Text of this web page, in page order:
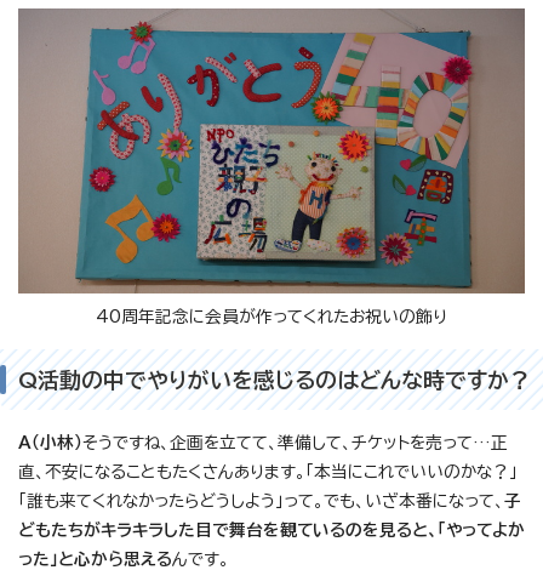
40周年記念に会員が作ってくれたお祝いの飾り
Q活動の中でやりがいを感じるのはどんな時ですか？
A（小林）そうですね、企画を立てて、準備して、チケットを売って…正
直、不安になることもたくさんあります。「本当にこれでいいのかな？」
「誰も来てくれなかったらどうしよう」って。でも、いざ本番になって、 子
どもたちがキラキラした目で舞台を観ているのを見ると、「やってよか
った」と心から思えるんです。